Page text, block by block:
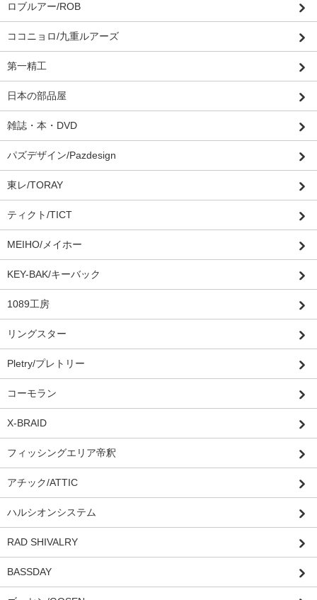
ロブルアー/ROB
ココニョロ/九重ルアーズ
第一精工
日本の部品屋
雑誌・本・DVD
パズデザイン/Pazdesign
東レ/TORAY
ティクト/TICT
MEIHO/メイホー
KEY-BAK/キーバック
1089工房
リングスター
Pletry/プレトリー
コーモラン
X-BRAID
フィッシングエリア帝釈
アチック/ATTIC
ハルシオンシステム
RAD SHIVALRY
BASSDAY